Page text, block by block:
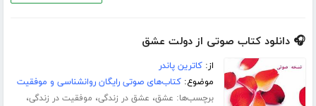
🎧 دانلود کتاب صوتی از دولت عشق
از:کاترین پاندر
موضوع:کتاب‌های صوتی رایگان روانشناسی و موفقیت
برچسب‌ها: عشق، عشق در زندگی، موفقیت در زندگی،